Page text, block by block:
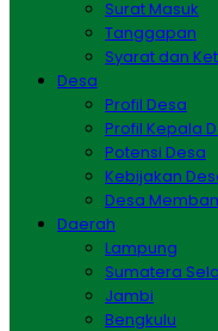
Surat Masuk
Tanggapan
Syarat dan
Desa
Profil Desa
Profil Kepala
Potensi Desa
Kebijakan
Desa
Daerah
Lampung
Sumatera
Jambi
Bengkulu